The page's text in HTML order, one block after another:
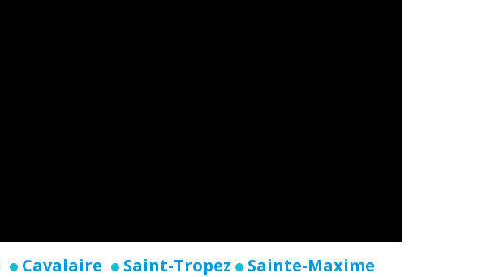
Cavalaire Saint-Tropez Sainte-Maxime